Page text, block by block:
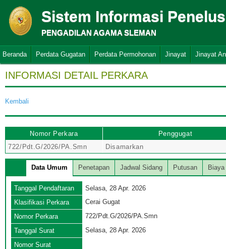
Sistem Informasi
PENGADILAN AGAMA SLEMAN
Beranda Perdata Gugatan Perdata Permohonan Jinayat Jinayat
INFORMASI DETAIL PERKARA
Kembali
Nomor Perkara
Penggugat
722/Pdt.G/2026/PA.Smn
Disamarkan
Data Umum Penetapan Jadwal Sidang Putusan
Tanggal Pendaftaran
Selasa, 28 Apr. 2026
Klasifikasi Perkara
Cerai Gugat
Nomor Perkara
722/Pdt.G/2026/PA.Smn
Tanggal Surat
Selasa, 28 Apr. 2026
Nomor Surat